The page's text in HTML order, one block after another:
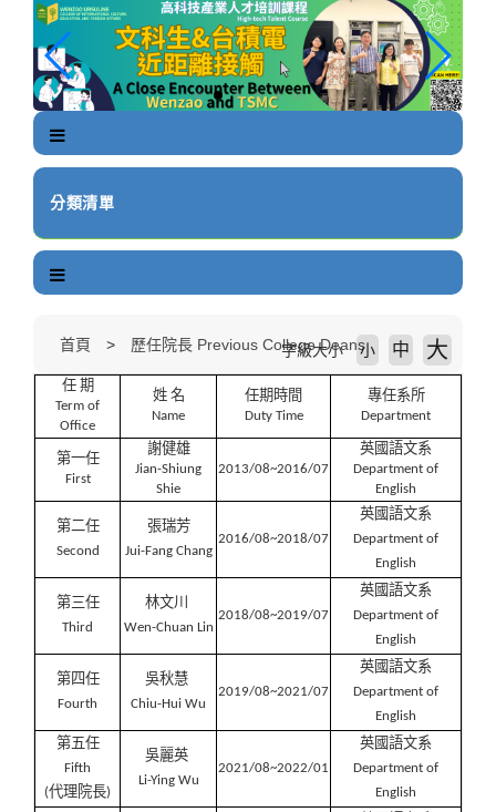
分類清單
首頁 歷任院長 Previous College Deans
字級大小 小 中 大
任 期
Term of
Office
姓 名
Name
任期時間
Duty Time
專任系所
Department
第一任
First
謝健雄
Jian-Shiung
Shie
2013/08~2016/07
英國語文系
Department of
English
第二任
Second
張瑞芳
Jui-Fang Chang
2016/08~2018/07
英國語文系
Department of
English
第三任
Third
林文川
Wen-Chuan Lin
2018/08~2019/07
英國語文系
Department of
English
第四任
Fourth
吳秋慧
Chiu-Hui Wu
2019/08~2021/07
英國語文系
Department of
English
第五任
Fifth
(代理院長)
吳麗英
Li-Ying Wu
2021/08~2022/01
英國語文系
Department of
English